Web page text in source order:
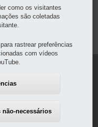
DO PARANÁ
como os visitantes
são coletadas
rastrear preferências
com vídeos
necessários